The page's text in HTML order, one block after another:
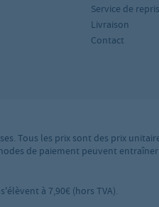
Service de
Livraison
Contact
Tous les prix sont des prix
de paiement peuvent entraîner
à 7,90€ (hors TVA).